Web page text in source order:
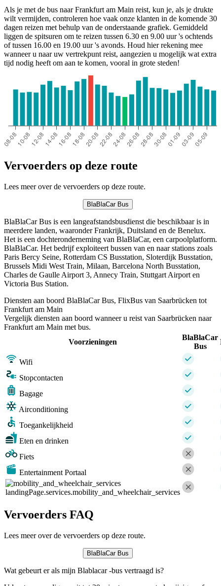
Als je met de bus naar Frankfurt am Main reist, kun je, als je drukte
wilt vermijden, controleren hoe vaak onze klanten in de komende 30
dagen reizen met behulp van de onderstaande grafiek. Gemiddeld
liggen de spitsuren om te reizen tussen 6.30 en 9.00 uur 's ochtends
of tussen 16.00 en 19.00 uur 's avonds. Houd hier rekening mee
wanneer u naar uw vertrekpunt reist, aangezien u mogelijk wat extra
tijd nodig heeft om aan te komen, vooral in grote steden!
Vervoerders op deze route
Lees meer over de vervoerders op deze route.
BlaBlaCar Bus
BlaBlaCar Bus is een langeafstandsbusdienst die beschikbaar is in
meerdere landen, waaronder Frankrijk, Duitsland en de Benelux.
Het is een dochteronderneming van BlaBlaCar, een carpoolplatform.
BlaBlaCar. Het bedrijf exploiteert bussen van en naar stations zoals
Paris Bercy Seine, Rotterdam CS Busstation, Sloterdijk Busstation,
Brussels Midi West Train, Milaan, Barcelona North Busstation,
Charles de Gaulle Airport 3, Annecy Train, Stuttgart Airport en
Victoria Bus Station.
Diensten aan boord BlaBlaCar Bus, FlixBus van Saarbrücken tot
Frankfurt am Main
Vergelijk diensten aan boord wanneer u reist van Saarbrücken naar
Frankfurt am Main met bus.
Voorzieningen
BlaBlaCar
Bus
Wifi
Stopcontacten
Bagage
Airconditioning
Toegankelijkheid
Eten en drinken
Fiets
Entertainment Portaal
landingPage.services.mobility_and_wheelchair_services
Vervoerders FAQ
Lees meer over de vervoerders op deze route.
BlaBlaCar Bus
Wat gebeurt er als mijn Blablacar -bus vertraagd is?